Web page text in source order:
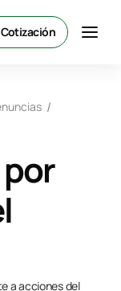
/
a acciones del